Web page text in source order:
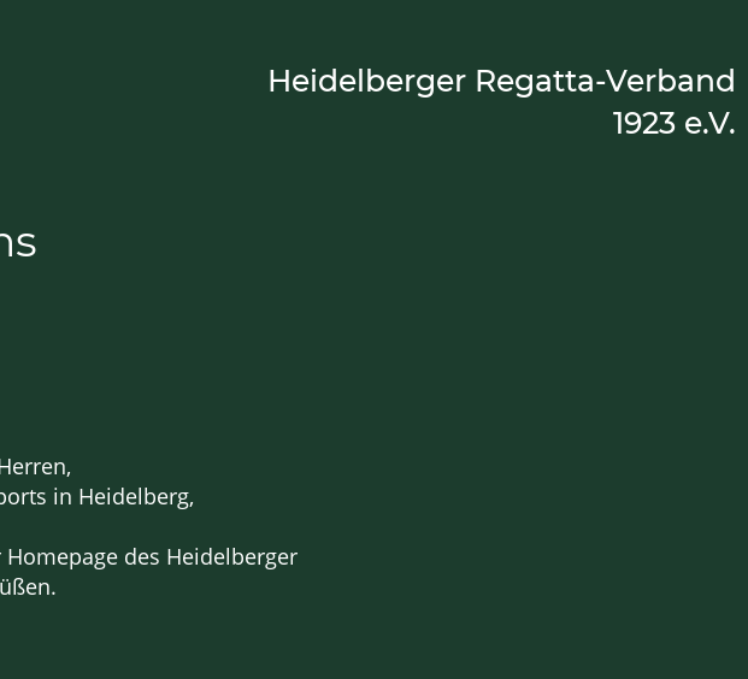
Heidelberger Regatta-Verband
1923 e.V.
in Heidelberg,
des Heidelberger